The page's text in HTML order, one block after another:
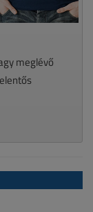
meglévő